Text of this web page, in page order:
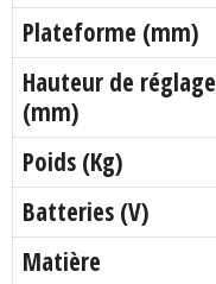
Plateforme (mm)
Hauteur de réglage
(mm)
Poids (Kg)
Batteries (V)
Matière